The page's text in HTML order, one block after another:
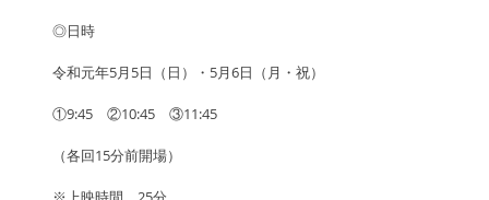
◎日時
令和元年5月5日（日）・5月6日（月・祝）
①9:45　②10:45　③11:45
（各回15分前開場）